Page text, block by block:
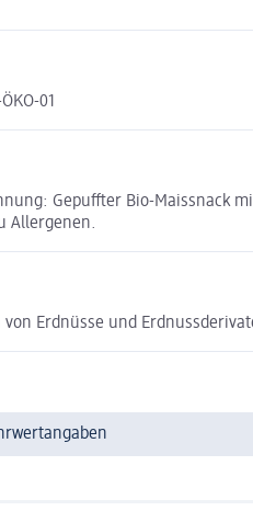
01
Gepuffter Bio-Maissnack
Allergenen.
Erdnüsse und